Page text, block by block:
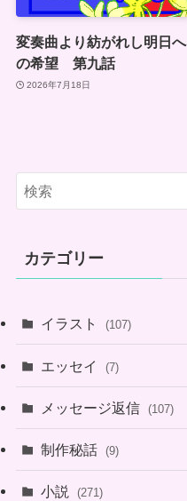
変奏曲より紡がれし明日へ
の希望 第九話
2026年7月18日
カテゴリー
イラスト (107)
エッセイ (7)
メッセージ返信 (107)
制作秘話 (9)
小説 (271)